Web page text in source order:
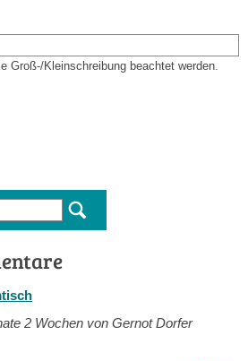
Groß-/Kleinschreibung beachtet werden.
überprüft, ob Sie ein menschlicher
2 Wochen von Gernot Dorfer